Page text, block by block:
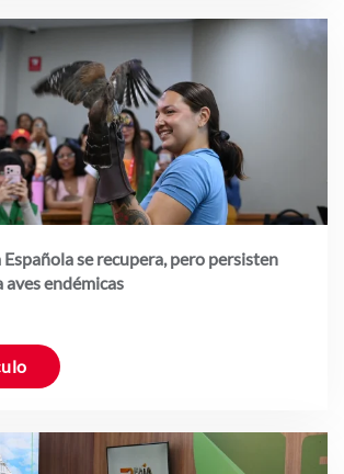
Española se recupera, pero persisten
aves endémicas